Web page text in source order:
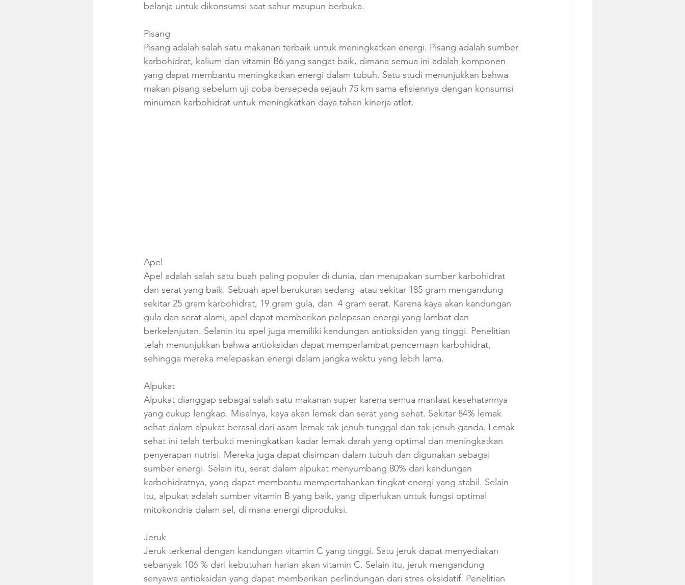
belanja untuk dikonsumsi saat sahur maupun berbuka.
Pisang
Pisang adalah salah satu makanan terbaik untuk meningkatkan energi. Pisang adalah sumber
karbohidrat, kalium dan vitamin B6 yang sangat baik, dimana semua ini adalah komponen
yang dapat membantu meningkatkan energi dalam tubuh. Satu studi menunjukkan bahwa
makan pisang sebelum uji coba bersepeda sejauh 75 km sama efisiennya dengan konsumsi
minuman karbohidrat untuk meningkatkan daya tahan kinerja atlet.
Apel
Apel adalah salah satu buah paling populer di dunia, dan merupakan sumber karbohidrat
dan serat yang baik. Sebuah apel berukuran sedang  atau sekitar 185 gram mengandung
sekitar 25 gram karbohidrat, 19 gram gula, dan  4 gram serat. Karena kaya akan kandungan
gula dan serat alami, apel dapat memberikan pelepasan energi yang lambat dan
berkelanjutan. Selanin itu apel juga memiliki kandungan antioksidan yang tinggi. Penelitian
telah menunjukkan bahwa antioksidan dapat memperlambat pencernaan karbohidrat,
sehingga mereka melepaskan energi dalam jangka waktu yang lebih lama.
Alpukat
Alpukat dianggap sebagai salah satu makanan super karena semua manfaat kesehatannya
yang cukup lengkap. Misalnya, kaya akan lemak dan serat yang sehat. Sekitar 84% lemak
sehat dalam alpukat berasal dari asam lemak tak jenuh tunggal dan tak jenuh ganda. Lemak
sehat ini telah terbukti meningkatkan kadar lemak darah yang optimal dan meningkatkan
penyerapan nutrisi. Mereka juga dapat disimpan dalam tubuh dan digunakan sebagai
sumber energi. Selain itu, serat dalam alpukat menyumbang 80% dari kandungan
karbohidratnya, yang dapat membantu mempertahankan tingkat energi yang stabil. Selain
itu, alpukat adalah sumber vitamin B yang baik, yang diperlukan untuk fungsi optimal
mitokondria dalam sel, di mana energi diproduksi.
Jeruk
Jeruk terkenal dengan kandungan vitamin C yang tinggi. Satu jeruk dapat menyediakan
sebanyak 106 % dari kebutuhan harian akan vitamin C. Selain itu, jeruk mengandung
senyawa antioksidan yang dapat memberikan perlindungan dari stres oksidatif. Penelitian